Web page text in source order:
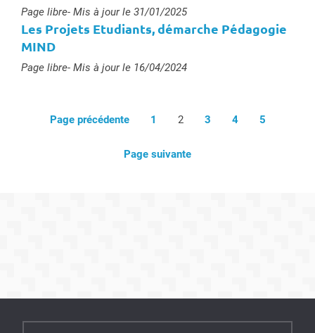
Type :
Page libre- Mis à jour le 31/01/2025
Les Projets Etudiants, démarche Pédagogie
MIND
Type :
Page libre- Mis à jour le 16/04/2024
Page précédente 1 2 3 4 5
Page suivante